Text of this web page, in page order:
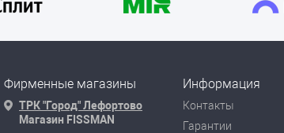
Фирменные магазины
ТРК "Город" Лефортово
Магазин FISSMAN
Информация
Контакты
Гарантии